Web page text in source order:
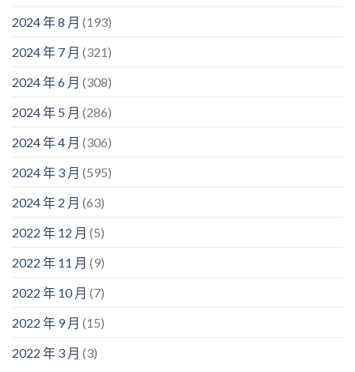
2024 年 8 月 (193)
2024 年 7 月 (321)
2024 年 6 月 (308)
2024 年 5 月 (286)
2024 年 4 月 (306)
2024 年 3 月 (595)
2024 年 2 月 (63)
2022 年 12 月 (5)
2022 年 11 月 (9)
2022 年 10 月 (7)
2022 年 9 月 (15)
2022 年 3 月 (3)